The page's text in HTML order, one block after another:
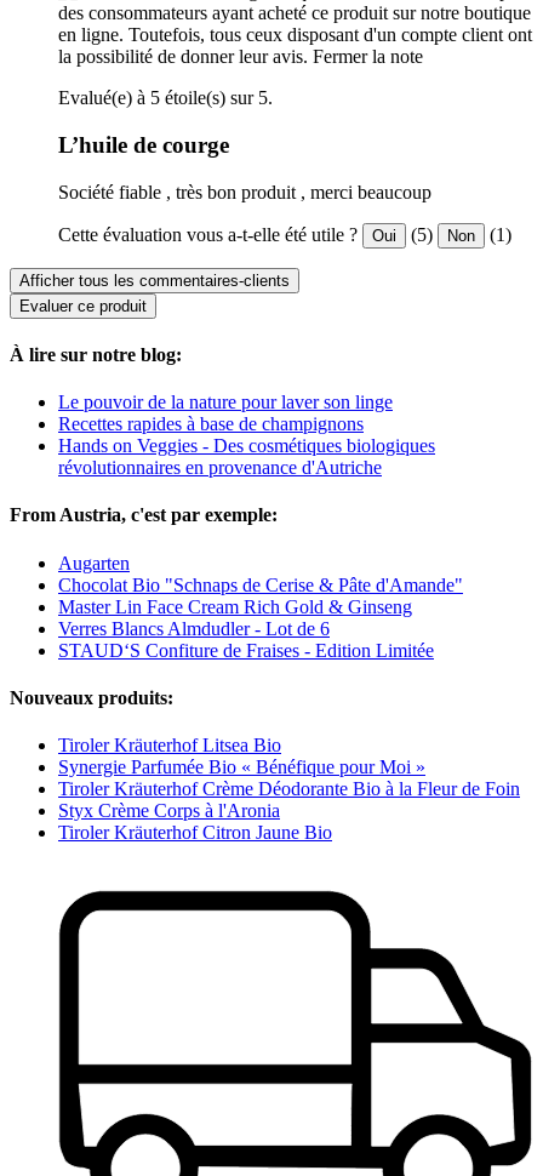
des consommateurs ayant acheté ce produit sur notre boutique
en ligne. Toutefois, tous ceux disposant d'un compte client ont
la possibilité de donner leur avis. Fermer la note
Evalué(e) à 5 étoile(s) sur 5.
L’huile de courge
Société fiable , très bon produit , merci beaucoup
Cette évaluation vous a-t-elle été utile ? Oui (5) Non (1)
Afficher tous les commentaires-clients
Evaluer ce produit
À lire sur notre blog:
Le pouvoir de la nature pour laver son linge
Recettes rapides à base de champignons
Hands on Veggies - Des cosmétiques biologiques
révolutionnaires en provenance d'Autriche
From Austria, c'est par exemple:
Augarten
Chocolat Bio "Schnaps de Cerise & Pâte d'Amande"
Master Lin Face Cream Rich Gold & Ginseng
Verres Blancs Almdudler - Lot de 6
STAUD‘S Confiture de Fraises - Edition Limitée
Nouveaux produits:
Tiroler Kräuterhof Litsea Bio
Synergie Parfumée Bio « Bénéfique pour Moi »
Tiroler Kräuterhof Crème Déodorante Bio à la Fleur de Foin
Styx Crème Corps à l'Aronia
Tiroler Kräuterhof Citron Jaune Bio